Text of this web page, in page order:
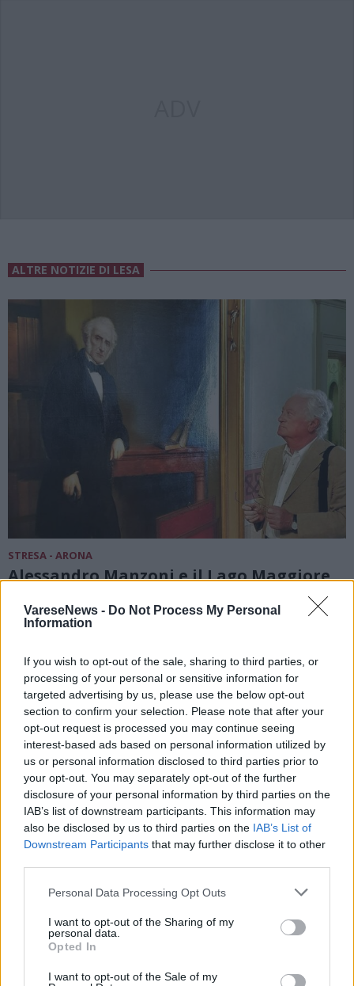
VareseNews - Do Not Process My Personal
Information
If you wish to opt-out of the sale, sharing to third parties, or
processing of your personal or sensitive information for
targeted advertising by us, please use the below opt-out
section to confirm your selection. Please note that after your
opt-out request is processed you may continue seeing
interest-based ads based on personal information utilized by
us or personal information disclosed to third parties prior to
your opt-out. You may separately opt-out of the further
disclosure of your personal information by third parties on the
IAB’s list of downstream participants. This information may
also be disclosed by us to third parties on the IAB’s List of
Downstream Participants that may further disclose it to other
Personal Data Processing Opt Outs
I want to opt-out of the Sharing of my
personal data.
Opted In
I want to opt-out of the Sale of my
ALTRE NOTIZIE DI LESA
STRESA - ARONA
Alessandro Manzoni e il Lago Maggiore
Le fiabe invadono il borgo di Solcio con